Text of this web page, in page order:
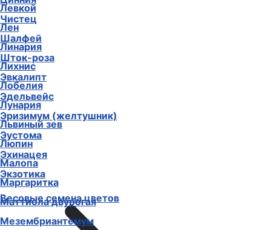
Чистец
Шалфей
Шток-роза
Эвкалипт
Эдельвейс
Эризимум (желтушник)
Эустома
Эхинацея
Экзотика
Весовые семена цветов
Левкой
Лен
Линария
Лихнис
Лобелия
Лунария
Львиный зев
Люпин
Малопа
Маргаритка
Маттиола двурогая
Мезембриантемум